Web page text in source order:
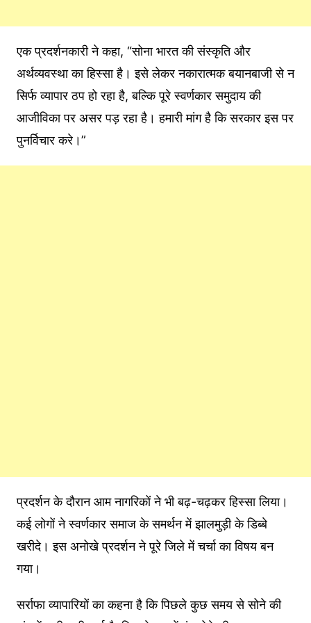
एक प्रदर्शनकारी ने कहा, “सोना भारत की संस्कृति और
अर्थव्यवस्था का हिस्सा है। इसे लेकर नकारात्मक बयानबाजी से न
सिर्फ व्यापार ठप हो रहा है, बल्कि पूरे स्वर्णकार समुदाय की
आजीविका पर असर पड़ रहा है। हमारी मांग है कि सरकार इस पर
पुनर्विचार करे।”
प्रदर्शन के दौरान आम नागरिकों ने भी बढ़-चढ़कर हिस्सा लिया।
कई लोगों ने स्वर्णकार समाज के समर्थन में झालमुड़ी के डिब्बे
खरीदे। इस अनोखे प्रदर्शन ने पूरे जिले में चर्चा का विषय बन
गया।
सर्राफा व्यापारियों का कहना है कि पिछले कुछ समय से सोने की